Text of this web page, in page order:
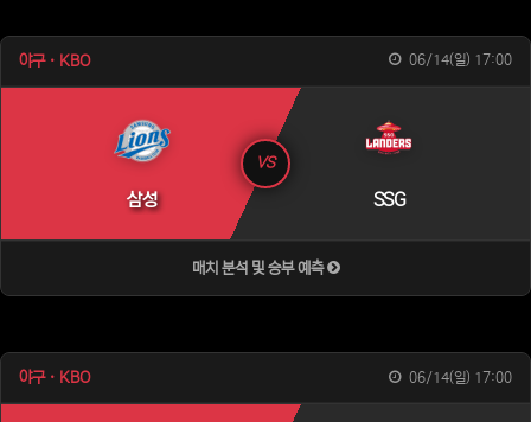
야구 · KBO 06/14(일) 17:00
삼성
VS
SSG
매치 분석 및 승부 예측
야구 · KBO 06/14(일) 17:00